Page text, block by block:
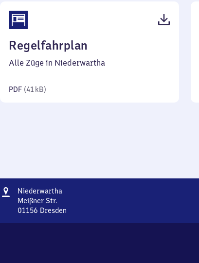
Regelfahrplan
41
Alle Züge in Niederwartha
PDF (41 kB)
Adresse
Niederwartha
Meißner Str.
01156 Dresden